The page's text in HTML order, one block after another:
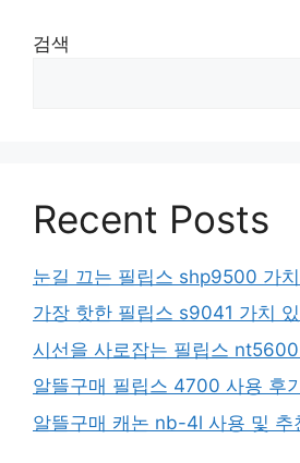
검색
Recent Posts
눈길 끄는 필립스 shp9500 가
가장 핫한 필립스 s9041 가치
시선을 사로잡는 필립스
알뜰구매 필립스 4700 사용 후
알뜰구매 캐논 nb-4l 사용 및 추